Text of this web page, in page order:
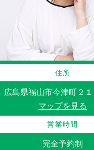
住所
広島県福山市今津町２
マップを見る
営業時間
完全予約制